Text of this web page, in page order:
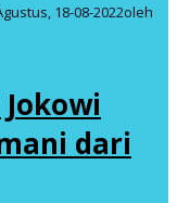
18-08-2022oleh
dari